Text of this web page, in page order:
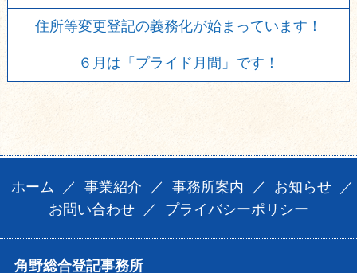
住所等変更登記の義務化が始まっています！
６月は「プライド月間」です！
ホーム ／ 事業紹介 ／ 事務所案内 ／ お知らせ
／
お問い合わせ
／ プライバシーポリシー
角野総合登記事務所